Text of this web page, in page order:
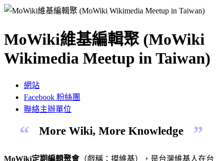
MoWiki維基編輯聚 (MoWiki
Wikimedia Meetup in Taiwan)
網站
Facebook 粉絲團
聯絡主辦單位
“ More Wiki, More Knowledge ”
MoWiki定期編輯聚會（戲稱：摸維基），是台灣維基人在台